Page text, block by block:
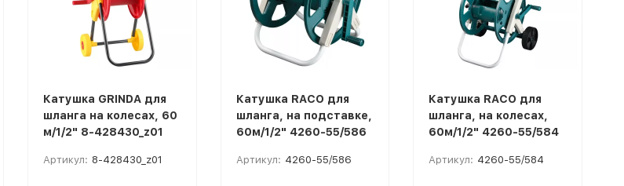
Катушка GRINDA для
шланга на колесах, 60
м/1/2" 8-428430_z01
Артикул: 8-428430_z01
Катушка RACO для
шланга, на подставке,
60м/1/2" 4260-55/586
Артикул: 4260-55/586
Катушка RACO для
шланга, на колесах,
60м/1/2" 4260-55/584
Артикул: 4260-55/584